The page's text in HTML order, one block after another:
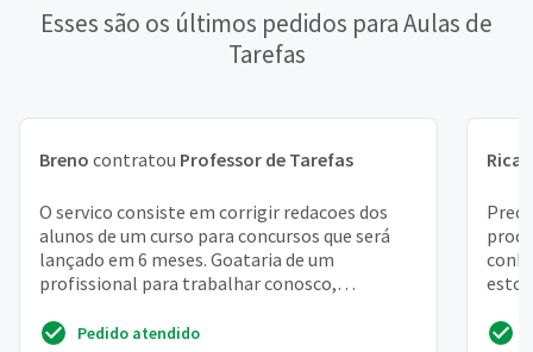
Esses são os últimos pedidos para Aulas de
Tarefas
Breno contratou Professor de Tarefas
O servico consiste em corrigir redacoes dos
alunos de um curso para concursos que será
lançado em 6 meses. Goataria de um
profissional para trabalhar conosco,
Pedido atendido